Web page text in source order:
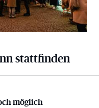
stattfinden
möglich
möglich